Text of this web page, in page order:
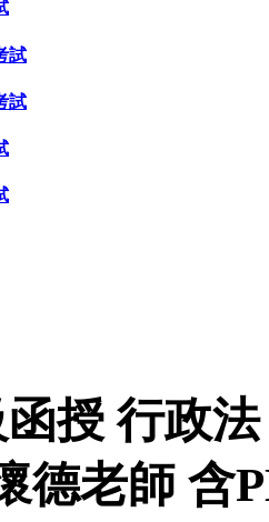
試
試
函授 行政
德老師 含